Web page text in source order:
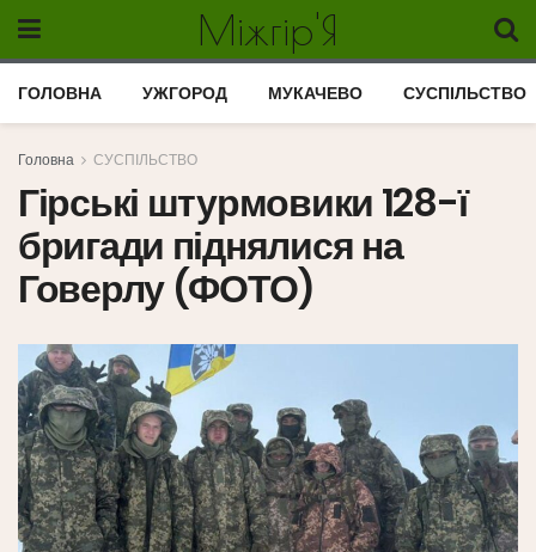
Міжгір'Я
ГОЛОВНА УЖГОРОД МУКАЧЕВО СУСПІЛЬСТВО
Головна СУСПІЛЬСТВО
Гірські штурмовики 128-ї
бригади піднялися на
Говерлу (ФОТО)